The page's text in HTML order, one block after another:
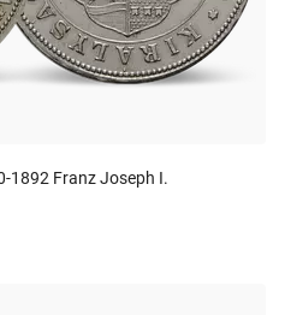
1892 Franz Joseph I.